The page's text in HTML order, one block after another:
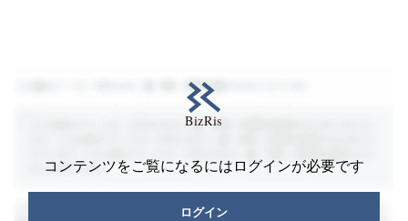
コンテンツをご覧になるにはログインが必要です
ログイン